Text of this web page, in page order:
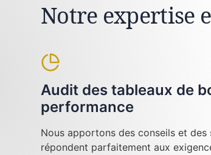
Notre expertise
Audit des tableaux de
performance
Nous apportons des conseils et
répondent parfaitement aux